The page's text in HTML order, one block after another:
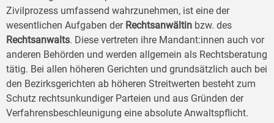
Zivilprozess umfassend wahrzunehmen, ist eine der
wesentlichen Aufgaben der Rechtsanwältin bzw. des
Rechtsanwalts. Diese vertreten ihre Mandant:innen auch vor
anderen Behörden und werden allgemein als Rechtsberatung
tätig. Bei allen höheren Gerichten und grundsätzlich auch bei
den Bezirksgerichten ab höheren Streitwerten besteht zum
Schutz rechtsunkundiger Parteien und aus Gründen der
Verfahrensbeschleunigung eine absolute Anwaltspflicht.